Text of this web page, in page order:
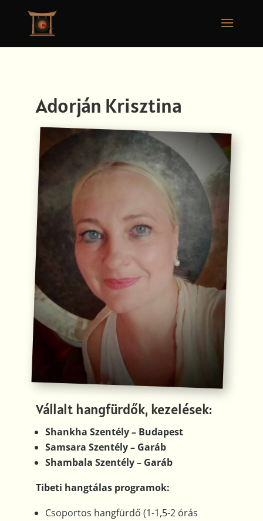
Adorján Krisztina
Vállalt hangfürdők, kezelések:
Shankha Szentély – Budapest
Samsara Szentély – Garáb
Shambala Szentély – Garáb
Tibeti hangtálas programok:
Csoportos hangfürdő (1-1,5-2 órás